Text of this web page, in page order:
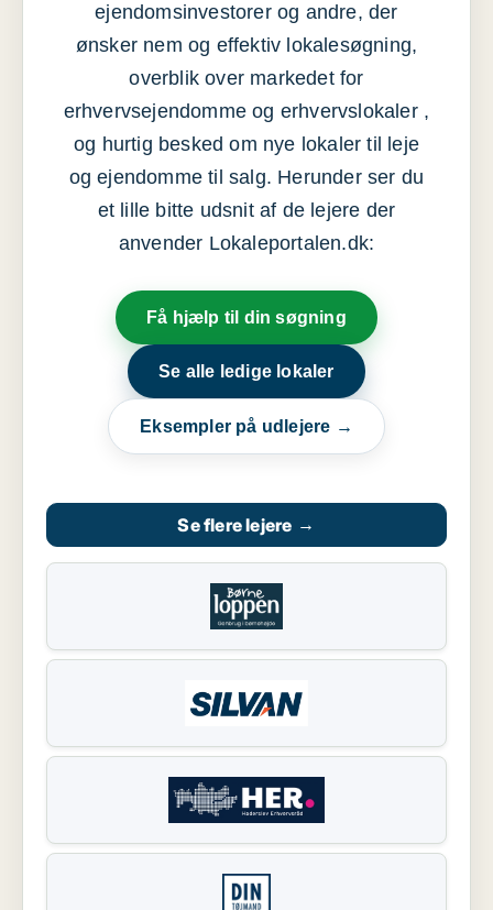
ejendomsinvestorer og andre, der
ønsker nem og effektiv lokalesøgning,
overblik over markedet for
erhvervsejendomme og erhvervslokaler ,
og hurtig besked om nye lokaler til leje
og ejendomme til salg. Herunder ser du
et lille bitte udsnit af de lejere der
anvender Lokaleportalen.dk:
Få hjælp til din søgning
Se alle ledige lokaler
Eksempler på udlejere →
Se flere lejere →